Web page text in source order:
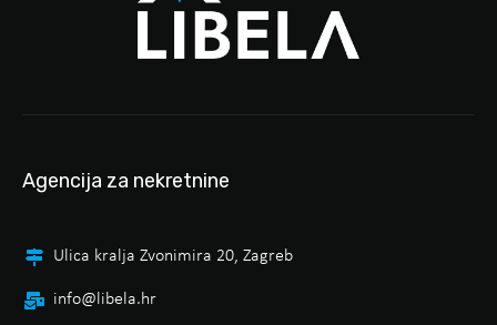
Agencija za nekretnine
Ulica kralja Zvonimira 20, Zagreb
info@libela.hr